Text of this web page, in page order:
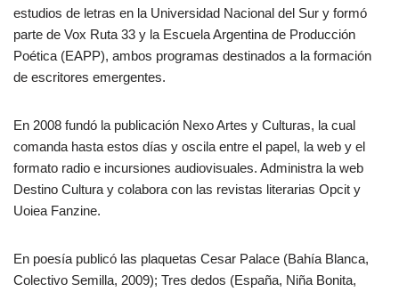
estudios de letras en la Universidad Nacional del Sur y formó
parte de Vox Ruta 33 y la Escuela Argentina de Producción
Poética (EAPP), ambos programas destinados a la formación
de escritores emergentes.
En 2008 fundó la publicación Nexo Artes y Culturas, la cual
comanda hasta estos días y oscila entre el papel, la web y el
formato radio e incursiones audiovisuales. Administra la web
Destino Cultura y colabora con las revistas literarias Opcit y
Uoiea Fanzine.
En poesía publicó las plaquetas Cesar Palace (Bahía Blanca,
Colectivo Semilla, 2009); Tres dedos (España, Niña Bonita,